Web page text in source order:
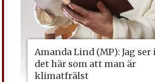
Amanda Lind (MP): Jag ser
det här som att man är
klimatfrälst